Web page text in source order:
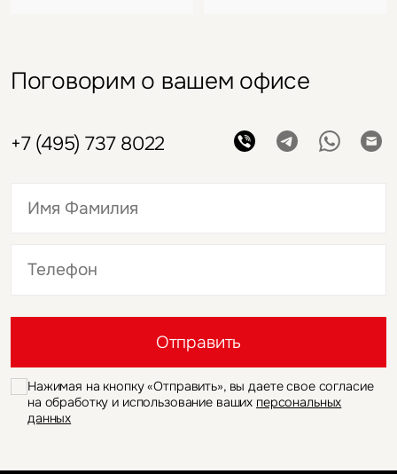
Поговорим о вашем офисе
+7 (495) 737 8022
Отправить
Нажимая на кнопку «Отправить», вы даете свое согласие
на обработку и использование ваших персональных
данных